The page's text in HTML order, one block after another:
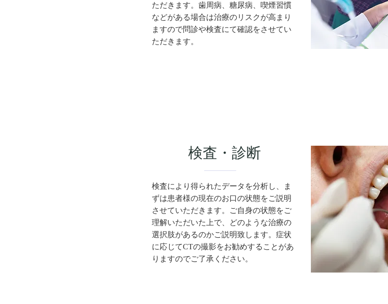
ただきます。歯周病、糖尿病、喫煙習慣
などがある場合は治療のリスクが高まり
ますので問診や検査にて確認をさせてい
ただきます。
検査・診断
検査により得られたデータを分析し、ま
ずは患者様の現在のお口の状態をご説明
させていただきます。ご自身の状態をご
理解いただいた上で、どのような治療の
選択肢があるのかご説明致します。 ​症状
に応じてCTの撮影をお勧めすることがあ
りますのでご了承ください。